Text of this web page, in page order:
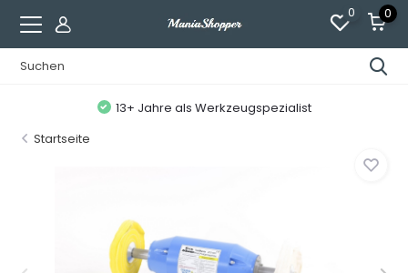
0 0
13+ Jahre als Werkzeugspezialist
Startseite